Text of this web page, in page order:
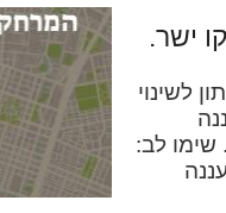
והוא נתון לשינוי
שימו לב: